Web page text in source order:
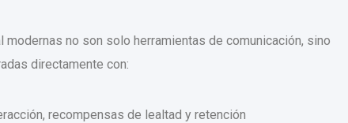
no son solo herramientas de comunicación, sino
directamente con:
recompensas de lealtad y retención